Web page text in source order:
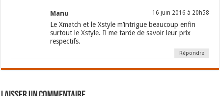
Manu 16 juin 2016 à 20h58
Le Xmatch et le Xstyle m’intrigue beaucoup enfin
surtout le Xstyle. Il me tarde de savoir leur prix
respectifs.
Répondre